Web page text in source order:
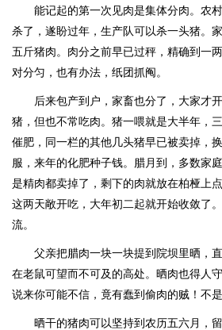
能记起的第一次见肉是集体分肉。农
杀了，遂盼过年，生产队可以杀一头猪。
五斤猪肉。肉分之前早已过秤，精确到一
对分匀，也有办法，纸团抓阄。
后来包产到户，家畜也分了，大家才
猪，但也不常吃肉。猪一喂就是大半年，
催肥，同一栏的其他几头猪早已被卖掉，
服，来年的化肥种子钱。腊月到，多数家
是精肉都卖掉了，剩下的肉就放在柏桠上
这两天敞开吃，大年初二起就开始收敛了
流。
父亲把腊肉一块一块提到院坝里晒，
在老鼠可望而不可及的高处。晒肉也得人
说来你可能不信，竟有蠢到偷肉的贼！不
晒干的猪肉可以坚持到农历五六月，